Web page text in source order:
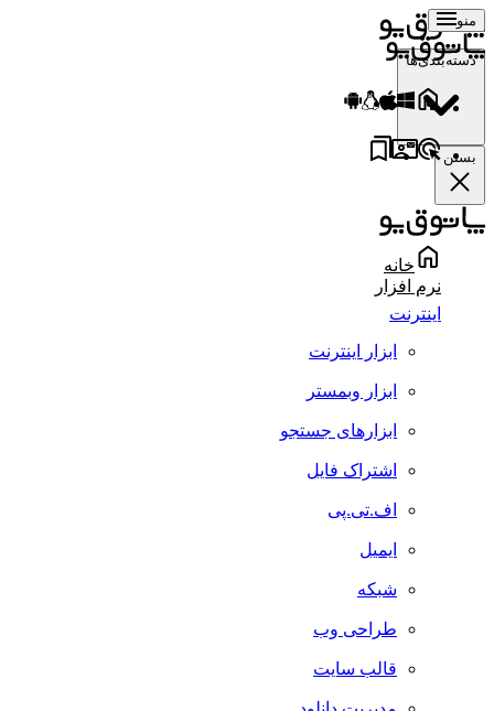
منو
دسته‌بندی‌ها
بستن
خانه
نرم افزار
اینترنت
ابزار اینترنت
ابزار وبمستر
ابزارهای جستجو
اشتراک فایل
اف.تی.پی
ایمیل
شبکه
طراحی وب
قالب سایت